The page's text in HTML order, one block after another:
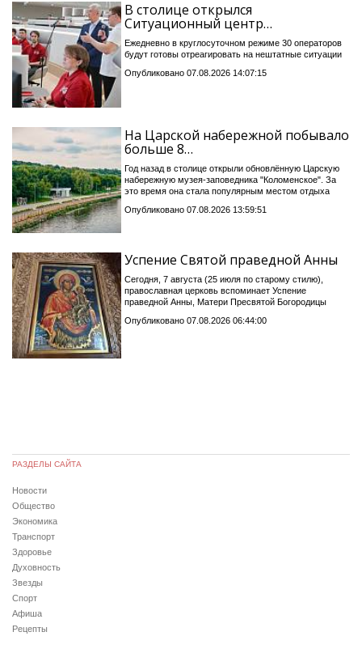
В столице открылся
Ситуационный центр…
Ежедневно в круглосуточном режиме 30 операторов
будут готовы отреагировать на нештатные ситуации
Опубликовано 07.08.2026 14:07:15
На Царской набережной побывало
больше 8…
Год назад в столице открыли обновлённую Царскую
набережную музея-заповедника "Коломенское". За
это время она стала популярным местом отдыха
Опубликовано 07.08.2026 13:59:51
Успение Святой праведной Анны
Сегодня, 7 августа (25 июля по старому стилю),
православная церковь вспоминает Успение
праведной Анны, Матери Пресвятой Богородицы
Опубликовано 07.08.2026 06:44:00
РАЗДЕЛЫ САЙТА
Новости
Общество
Экономика
Транспорт
Здоровье
Духовность
Звезды
Спорт
Афиша
Рецепты